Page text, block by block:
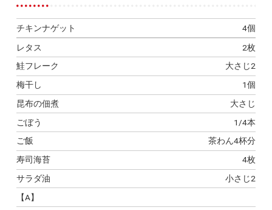
チキンナゲット
4個
レタス
2枚
鮭フレーク
大さじ2
梅干し
1個
昆布の佃煮
大さじ
ごぼう
1/4本
ご飯
茶わん4杯分
寿司海苔
4枚
サラダ油
小さじ2
【A】